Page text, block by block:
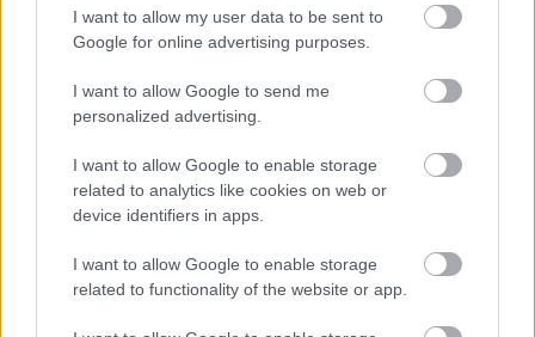
I want to allow my user data to be sent to
Google for online advertising purposes.
I want to allow Google to send me
personalized advertising.
I want to allow Google to enable storage
related to analytics like cookies on web or
device identifiers in apps.
I want to allow Google to enable storage
related to functionality of the website or app.
Paris Saint-Germainvs
Manchester United
Felkészülési szezon 4. mérkőzés
Nya Ullevi, Göteborg
1 nap 10 óra 23 perc 57 másodperc
Leeds Unitedvs Manchester United2026-08-12 20:30